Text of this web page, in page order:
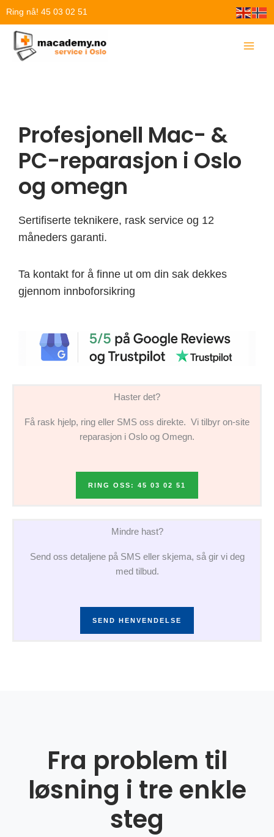
Hopp
innholdet
Ring nå! 45 03 02 51
Profesjonell Mac- &
PC-reparasjon i Oslo
og omegn
Sertifiserte teknikere, rask service og 12
måneders garanti.
Ta kontakt for å finne ut om din sak dekkes
gjennom innboforsikring
Haster det?
Få rask hjelp, ring eller SMS oss direkte. Vi tilbyr on-site
reparasjon i Oslo og Omegn.
RING OSS: 45 03 02 51
Mindre hast?
Send oss detaljene på SMS eller skjema, så gir vi deg
med tilbud.
SEND HENVENDELSE
Fra problem til
løsning i tre enkle
steg